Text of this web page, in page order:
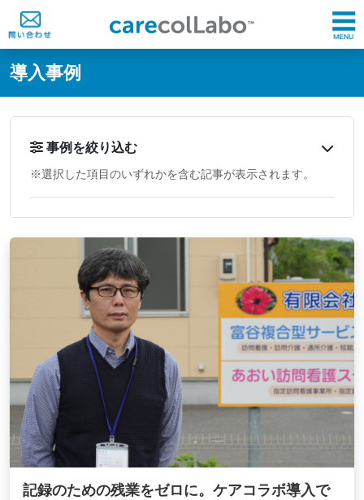
@ -0,0 +1,60 @@
導入事例
事例を絞り込む
※選択した項目のいずれかを含む記事が表示されます。
記録のための残業をゼロに。ケアコラボ導入で